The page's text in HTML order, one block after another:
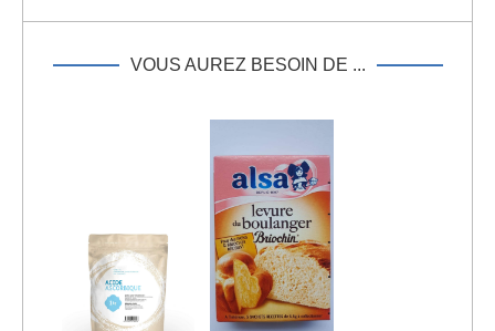
VOUS AUREZ BESOIN DE ...